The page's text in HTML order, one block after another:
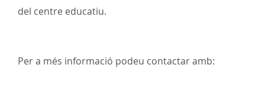
del centre educatiu.
Per a més informació podeu contactar amb: